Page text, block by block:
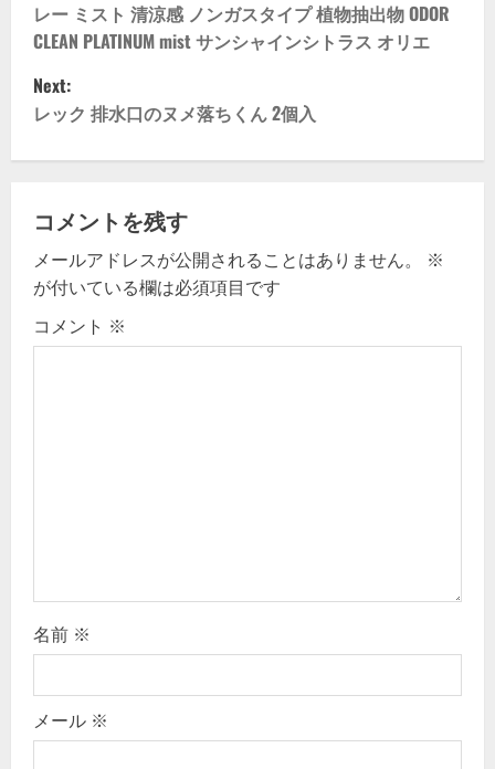
n
a
g
a
t
レー ミスト 清涼感 ノンガスタイプ 植物抽出物 ODOR
CLEAN PLATINUM mist サンシャインシトラス オリエ
Next:
レック 排水口のヌメ落ちくん 2個入
コメントを残す
メールアドレスが公開されることはありません。
※
が付いている欄は必須項目です
コメント ※
名前 ※
メール ※